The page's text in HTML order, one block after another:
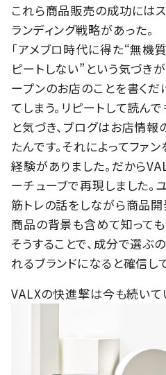
これら商品販売の成功には
ランディング戦略があった。
「アメブロ時代に得た“無機
ピートしない”という気づき
ープンのお店のことを書く
てしまう。リピートして読ん
と気づき、ブログはお店情
たんです。それによってファ
経験がありました。だから
ーチューブで再現しました
筋トレの話をしながら商品
商品の背景も含めて知っても
そうすることで、成分で選ぶ
れるブランドになると確信し
VALXの快進撃は今も続いて